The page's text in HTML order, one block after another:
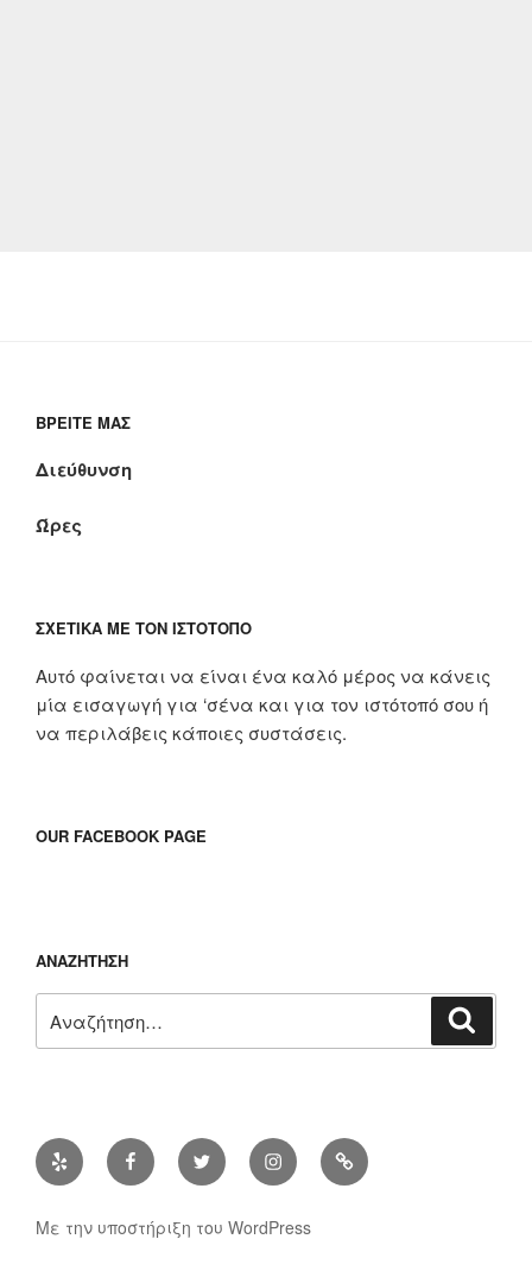
ΒΡΕΊΤΕ ΜΑΣ
Διεύθυνση
Ώρες
ΣΧΕΤΙΚΆ ΜΕ ΤΟΝ ΙΣΤΌΤΟΠΟ
Αυτό φαίνεται να είναι ένα καλό μέρος να κάνεις
μία εισαγωγή για ‘σένα και για τον ιστότοπό σου ή
να περιλάβεις κάποιες συστάσεις.
OUR FACEBOOK PAGE
ΑΝΑΖΉΤΗΣΗ
για:
Yelp FacebookTwitter InstagramΔιεύθυνση
ηλ.
Με την υποστήριξη του WordPress